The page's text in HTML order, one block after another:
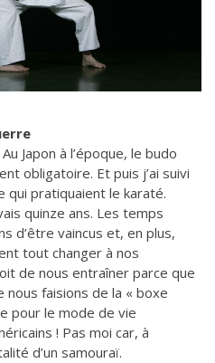
Japon à l’époque, le budo
obligatoire. Et puis j’ai suivi
qui pratiquaient le karaté.
quinze ans. Les temps
d’être vaincus et, en plus,
tout changer à nos
de nous entraîner parce que
nous faisions de la « boxe
pour le mode de vie
! Pas moi car, à
d’un samouraï.